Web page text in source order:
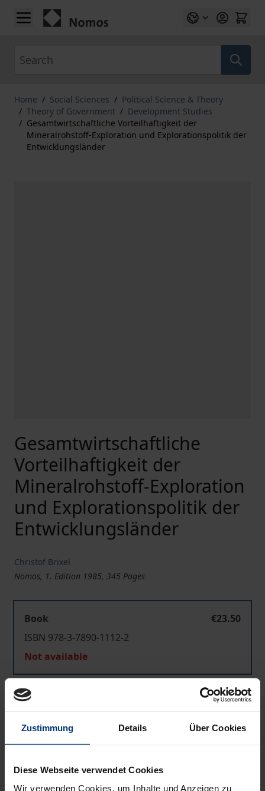
Zustimmung Details Über Cookies
Diese Webseite verwendet Cookies
Wir verwenden Cookies, um Inhalte und Anzeigen zu
Skip to Content
Home / Social Sciences / Political Science & Theory
/ Theory of Government / Development Studies
/ Gesamtwirtschaftliche Vorteilhaftigkeit der
Mineralrohstoff-Exploration und Explorationspolitik der
Entwicklungsländer
Gesamtwirtschaftliche
Vorteilhaftigkeit der
Mineralrohstoff-Exploration
und Explorationspolitik der
Entwicklungsländer
Christof Brixel
Nomos, 1. Edition 1985, 345 Pages
Book
€23.50
ISBN 978-3-7890-1112-2
Not available
Add to Wish List